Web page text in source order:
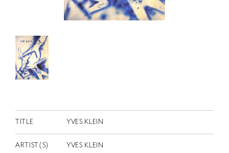
出演者
動画
スカラシップ受賞者
TITLE YVES KLEIN
ARTIST(S) YVES KLEIN